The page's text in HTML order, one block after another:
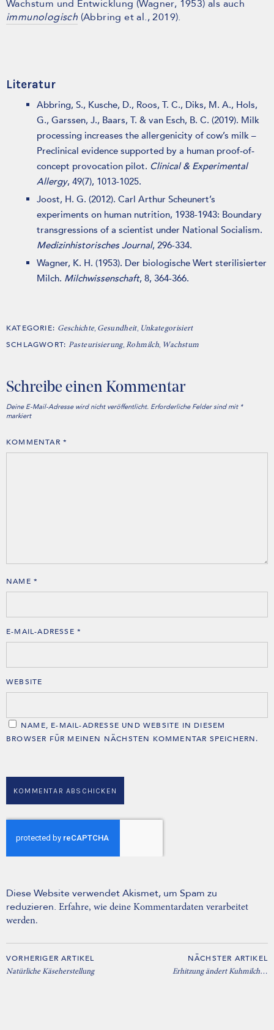
Wachstum und Entwicklung (Wagner, 1953) als auch
immunologisch (Abbring et al., 2019).
Literatur
Abbring, S., Kusche, D., Roos, T. C., Diks, M. A., Hols,
G., Garssen, J., Baars, T. & van Esch, B. C. (2019). Milk
processing increases the allergenicity of cow’s milk –
Preclinical evidence supported by a human proof‐of‐
concept provocation pilot. Clinical & Experimental
Allergy, 49(7), 1013-1025.
Joost, H. G. (2012). Carl Arthur Scheunert’s
experiments on human nutrition, 1938-1943: Boundary
transgressions of a scientist under National Socialism.
Medizinhistorisches Journal, 296-334.
Wagner, K. H. (1953). Der biologische Wert sterilisierter
Milch. Milchwissenschaft, 8, 364-366.
KATEGORIE: Geschichte, Gesundheit, Unkategorisiert
SCHLAGWORT:Pasteurisierung, Rohmilch Wachstum
Schreibe einen Kommentar
Deine E-Mail-Adresse wird nicht veröffentlicht. Erforderliche Felder sind mit *
markiert
KOMMENTAR *
NAME *
E-MAIL-ADRESSE *
WEBSITE
NAME, E-MAIL-ADRESSE UND WEBSITE IN DIESEM
BROWSER FÜR MEINEN NÄCHSTEN KOMMENTAR SPEICHERN.
Diese Website verwendet Akismet, um Spam zu
reduzieren. Erfahre, wie deine Kommentardaten verarbeitet
werden.
VORHERIGER ARTIKEL
Natürliche Käseherstellung
NÄCHSTER ARTIKEL
Erhitzung ändert Kuhmilch…